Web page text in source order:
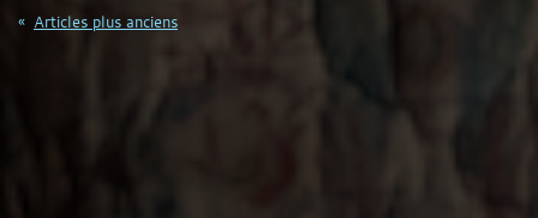
Navigation
Articles plus anciens